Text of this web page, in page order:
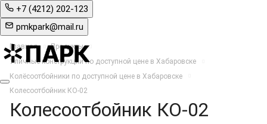
+7 (4212) 202-123
pmkpark@mail.ru
Главная
Продукты
Уличные конструкции по доступной цене в Хабаровске
Колёсоотбойники по доступной цене в Хабаровске
Колесоотбойник КО-02
Колесоотбойник КО-02